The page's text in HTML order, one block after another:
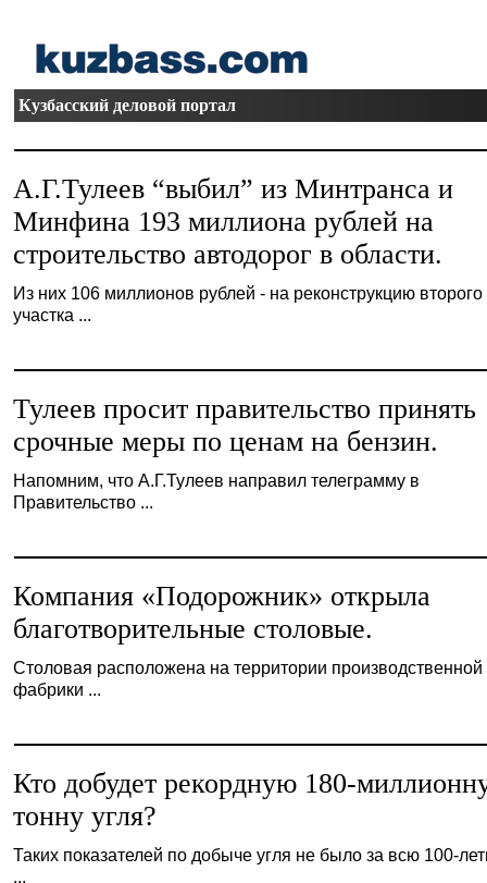
Кузбасский деловой портал
А.Г.Тулеев “выбил” из Минтранса и
Минфина 193 миллиона рублей на
строительство автодорог в области.
Из них 106 миллионов рублей - на реконструкцию второго
участка ...
Тулеев просит правительство принять
срочные меры по ценам на бензин.
Напомним, что А.Г.Тулеев направил телеграмму в
Правительство ...
Компания «Подорожник» открыла
благотворительные столовые.
Столовая расположена на территории производственной
фабрики ...
Кто добудет рекордную 180-
тонну угля?
Таких показателей по добыче угля не было за всю 100-
...